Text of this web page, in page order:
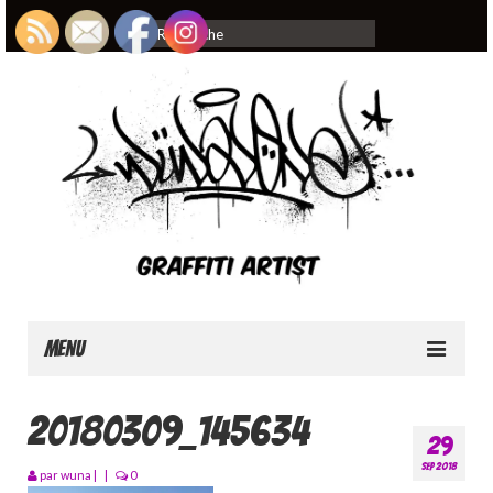
Rechercher
:
Menu
29
SEP 2018
20180309_145634
parwuna | | 0